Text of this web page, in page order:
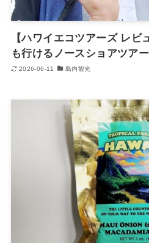
【ハワイエコツアーズ レビ
も行けるノースショアツアー
2026-06-11 島内観光